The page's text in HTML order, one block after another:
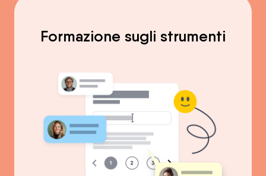
Formazione sugli strumenti